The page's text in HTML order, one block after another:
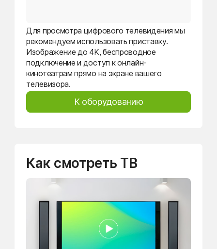
Для просмотра цифрового телевидения мы
рекомендуем использовать приставку.
Изображение до 4K, беспроводное
подключение и доступ к онлайн-
кинотеатрам прямо на экране вашего
телевизора.
К оборудованию
Как смотреть ТВ